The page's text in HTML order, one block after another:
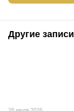
Другие записи